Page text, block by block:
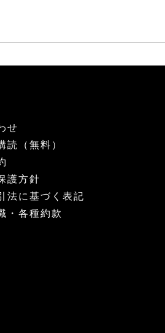
せ
読（無料）
護方針
法に基づく表記
・各種約款